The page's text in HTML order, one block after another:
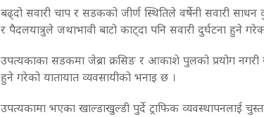
बढ्दो सवारी चाप र सडकको जीर्ण स्थितिले वर्षेनी सवारी
र पैदलयात्रुले जथाभावी बाटो काट्दा पनि सवारी दुर्घटना हुने
उपत्यकाका सडकमा जेब्रा क्रसिङ र आकाशे पुलको प्रयोग नगरी
हुने गरेको यातायात व्यवसायीको भनाइ छ ।
उपत्यकामा भएका खाल्डाखुल्डी पुर्दे ट्राफिक व्यवस्थापनलाई